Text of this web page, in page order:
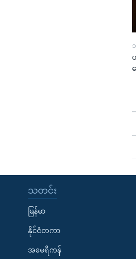
သတင်း
မြန်မာ
နိုင်ငံတကာ
အမေရိကန်